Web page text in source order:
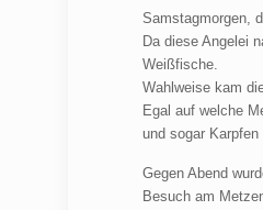
Samstagmorgen,
Da diese Angelei
Weißfische.
Wahlweise kam
Egal auf welche
und sogar
Gegen Abend
Besuch am